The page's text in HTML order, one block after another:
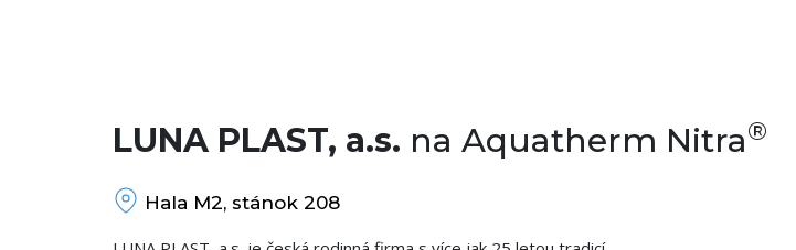
LUNA PLAST, a.s. na Aquatherm Nitra®
Hala M2, stánok 208